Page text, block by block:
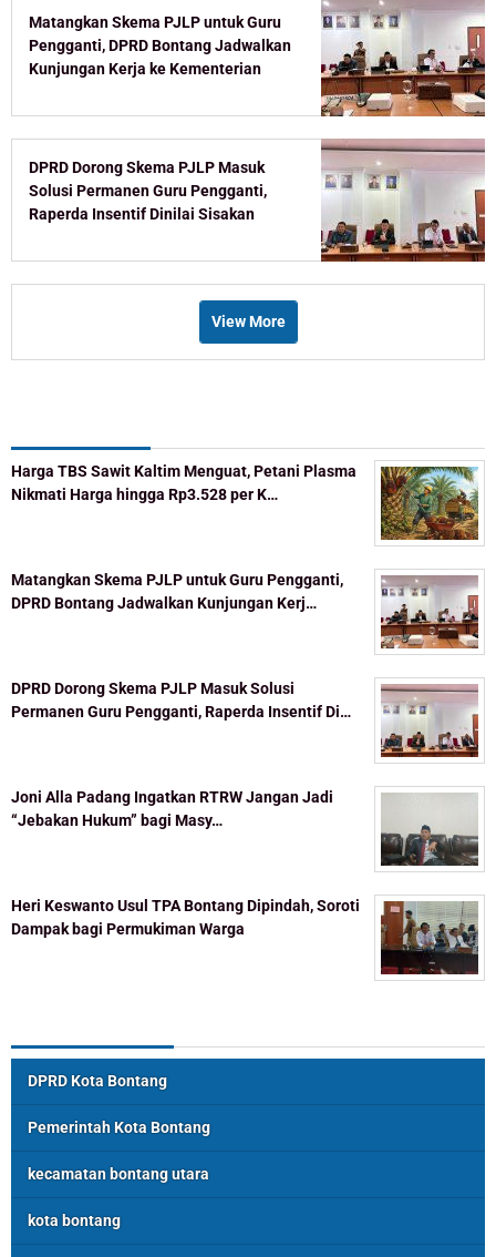
Matangkan Skema PJLP untuk Guru
Pengganti, DPRD Bontang Jadwalkan
Kunjungan Kerja ke Kementerian
DPRD Dorong Skema PJLP Masuk
Solusi Permanen Guru Pengganti,
Raperda Insentif Dinilai Sisakan
View More
Harga TBS Sawit Kaltim Menguat, Petani Plasma
Nikmati Harga hingga Rp3.528 per K…
Matangkan Skema PJLP untuk Guru Pengganti,
DPRD Bontang Jadwalkan Kunjungan Kerj…
DPRD Dorong Skema PJLP Masuk Solusi
Permanen Guru Pengganti, Raperda Insentif Di…
Joni Alla Padang Ingatkan RTRW Jangan Jadi
“Jebakan Hukum” bagi Masy…
Heri Keswanto Usul TPA Bontang Dipindah, Soroti
Dampak bagi Permukiman Warga
DPRD Kota Bontang
Pemerintah Kota Bontang
kecamatan bontang utara
kota bontang